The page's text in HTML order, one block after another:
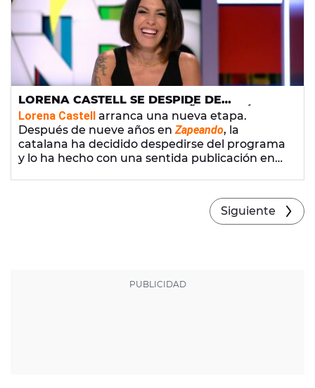
LORENA CASTELL SE DESPIDE DE
'ZAPEANDO' TRAS NUEVE AÑOS: "QUÉ
DIFÍCIL EXPLICAR"
Lorena Castell arranca una nueva etapa.
Después de nueve años en Zapeando, la
catalana ha decidido despedirse del programa
y lo ha hecho con una sentida publicación en
colaboradora (y en ocasiones presentadora) del
Siguiente